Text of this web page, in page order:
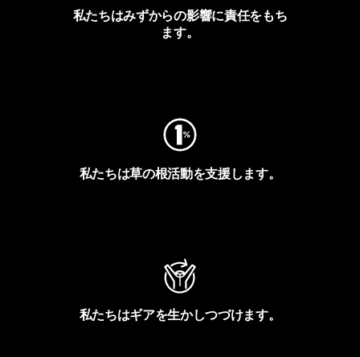
私たちはみずからの影響に責任をもち
ます。
私たちは草の根活動を支援します。
私たちはギアを生かしつづけます。